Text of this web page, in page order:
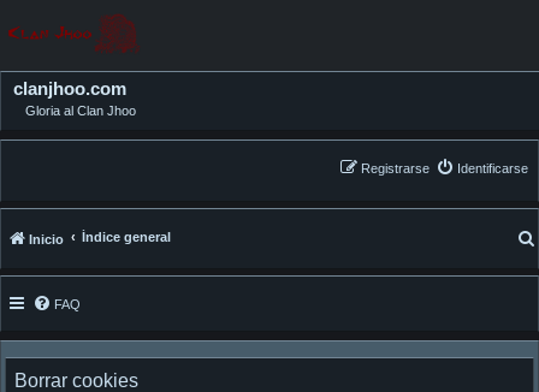
clanjhoo.com
Gloria al Clan Jhoo
Identificarse
Registrarse
Inicio Índice general
FAQ
Borrar cookies